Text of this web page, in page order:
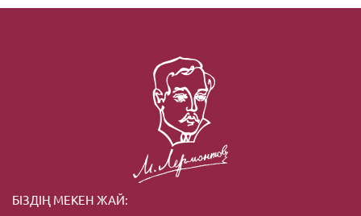
БІЗДІҢ МЕКЕН ЖАЙ: